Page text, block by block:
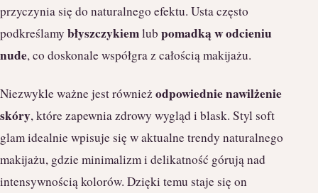
przyczynia się do naturalnego efektu. Usta często
podkreślamy błyszczykiemlub pomadką w odcieniu
nude, co doskonale współgra z całością makijażu.
Niezwykle ważne jest równieżodpowiednie nawilżenie
skóry, które zapewnia zdrowy wygląd i blask. Styl soft
glam idealnie wpisuje się w aktualne trendy naturalnego
makijażu, gdzie minimalizm i delikatność górują nad
intensywnością kolorów. Dzięki temu staje się on